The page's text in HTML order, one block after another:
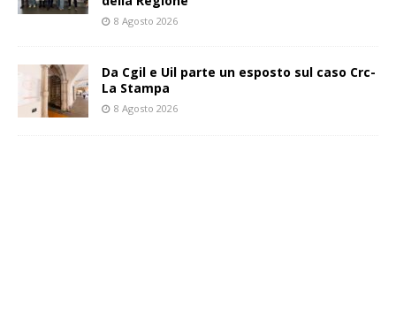
8 Agosto 2026
Da Cgil e Uil parte un esposto sul caso Crc-
La Stampa
8 Agosto 2026